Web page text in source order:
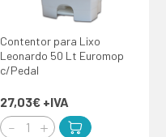
Contentor para Lixo
Leonardo 50 Lt Euromop
c/Pedal
27,03€ +IVA